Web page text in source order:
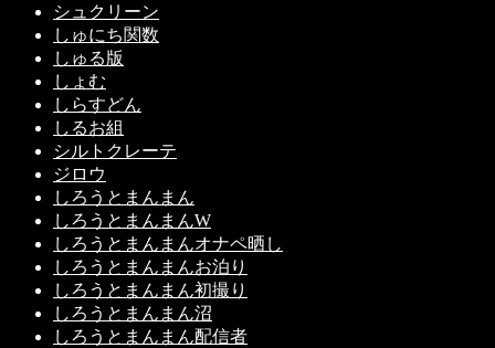
シュクリーン
しゅにち関数
しゅる版
しょむ
しらすどん
しるお組
シルトクレーテ
ジロウ
しろうとまんまん
しろうとまんまんW
しろうとまんまんオナペ晒し
しろうとまんまんお泊り
しろうとまんまん初撮り
しろうとまんまん沼
しろうとまんまん配信者